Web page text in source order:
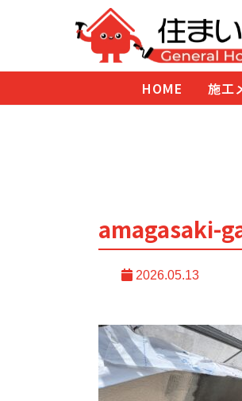
HOME 施工
amagasaki-
2026.05.13